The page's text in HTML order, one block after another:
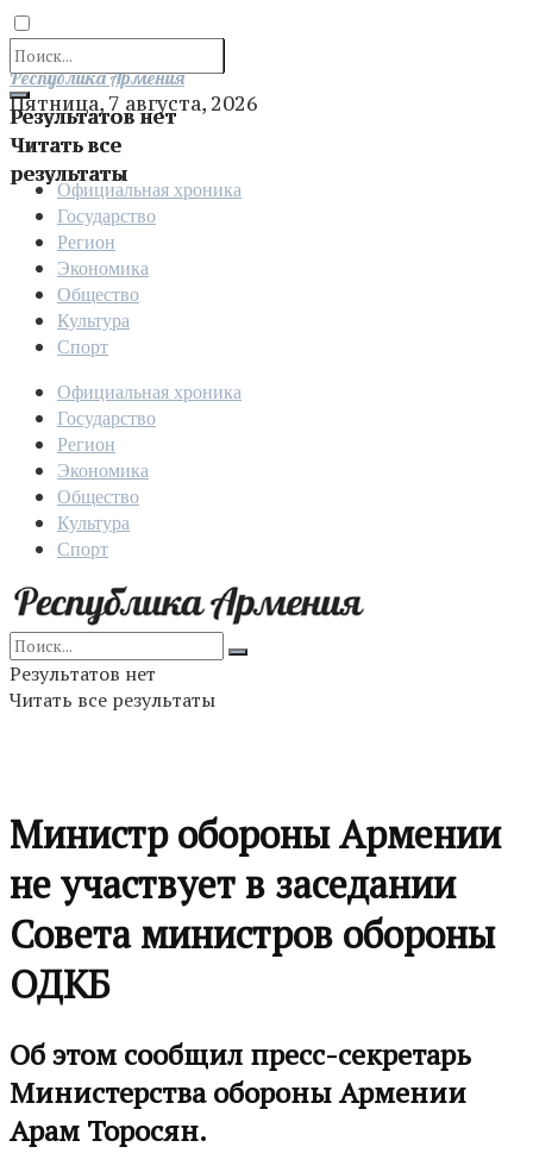
Результатов нет
Читать все
результаты
Отправить
Республика Армения
Пятница, 7 августа, 2026
Официальная хроника
Государство
Регион
Экономика
Общество
Культура
Спорт
Официальная хроника
Государство
Регион
Экономика
Общество
Культура
Спорт
Результатов нет
Читать все результаты
Министр обороны Армении
не участвует в заседании
Совета министров обороны
ОДКБ
Об этом сообщил пресс-секретарь
Министерства обороны Армении
Арам Торосян.